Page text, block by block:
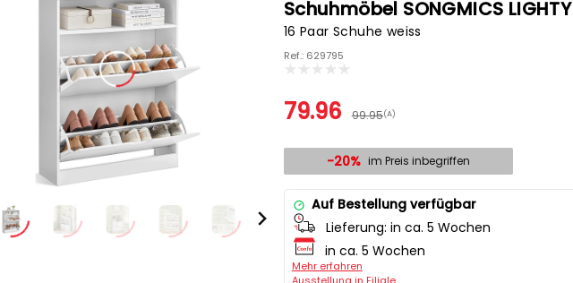
Schuhmöbel SONGMICS LIGHTY
16 Paar Schuhe weiss
Ref.: 629795
79.96 99.95(A)
-20% im Preis inbegriffen
Auf Bestellung verfügbar
Lieferung: in ca. 5 Wochen
in ca. 5 Wochen
Mehr erfahren